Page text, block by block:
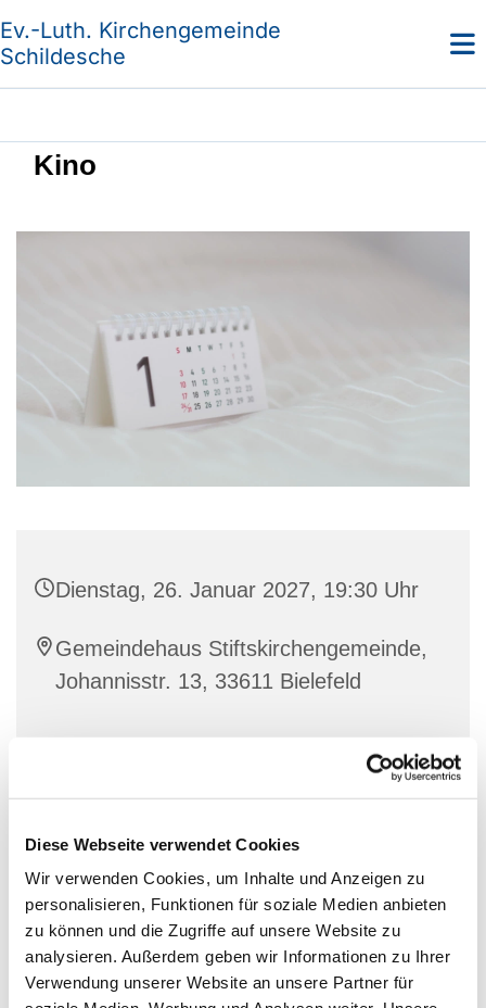
Diese Webseite verwendet Cookies
Wir verwenden Cookies, um Inhalte und Anzeigen zu
personalisieren, Funktionen für soziale Medien anbieten
zu können und die Zugriffe auf unsere Website zu
analysieren. Außerdem geben wir Informationen zu Ihrer
Verwendung unserer Website an unsere Partner für
Ev.-Luth. Kirchengemeinde
Schildesche
Kino
Dienstag, 26. Januar 2027, 19:30 Uhr
Gemeindehaus Stiftskirchengemeinde,
Johannisstr. 13, 33611 Bielefeld